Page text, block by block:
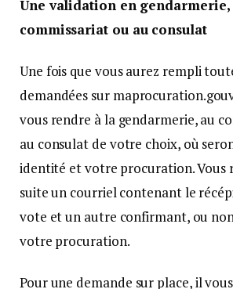
Une validation en gendarmerie,
commissariat ou au consulat
Une fois que vous aurez rempli
demandées sur
vous rendre à la gendarmerie, au
au consulat de votre choix, où
identité et votre procuration. Vous
suite un courriel contenant le
vote et un autre confirmant, ou
votre procuration.
Pour une demande sur place, il